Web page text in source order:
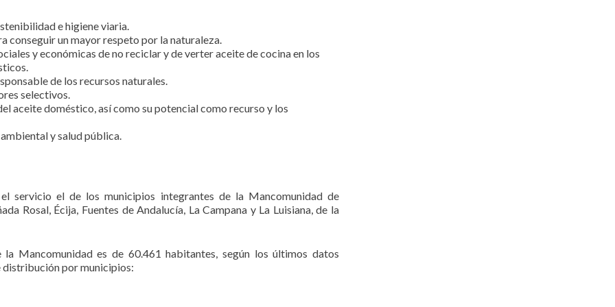
e higiene viaria.
conseguir un mayor respeto por la naturaleza.
y económicas de no reciclar y de verter aceite de cocina en los
de los recursos naturales.
selectivos.
aceite doméstico, así como su potencial como recurso y los
y salud pública.
servicio el de los municipios integrantes de la Mancomunidad de
Rosal, Écija, Fuentes de Andalucía, La Campana y La Luisiana, de la
Mancomunidad es de 60.461 habitantes, según los últimos datos
distribución por municipios: